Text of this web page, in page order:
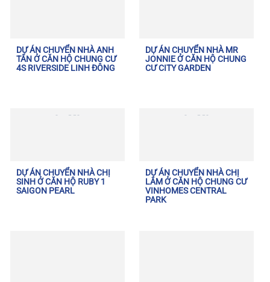
DỰ ÁN CHUYỂN NHÀ ANH
TÂN Ở CĂN HỘ CHUNG CƯ
4S RIVERSIDE LINH ĐÔNG
DỰ ÁN CHUYỂN NHÀ MR
JONNIE Ở CĂN HỘ CHUNG
CƯ CITY GARDEN
DỰ ÁN CHUYỂN NHÀ CHỊ
SINH Ở CĂN HỘ RUBY 1
SAIGON PEARL
DỰ ÁN CHUYỂN NHÀ CHỊ
LÂM Ở CĂN HỘ CHUNG CƯ
VINHOMES CENTRAL
PARK